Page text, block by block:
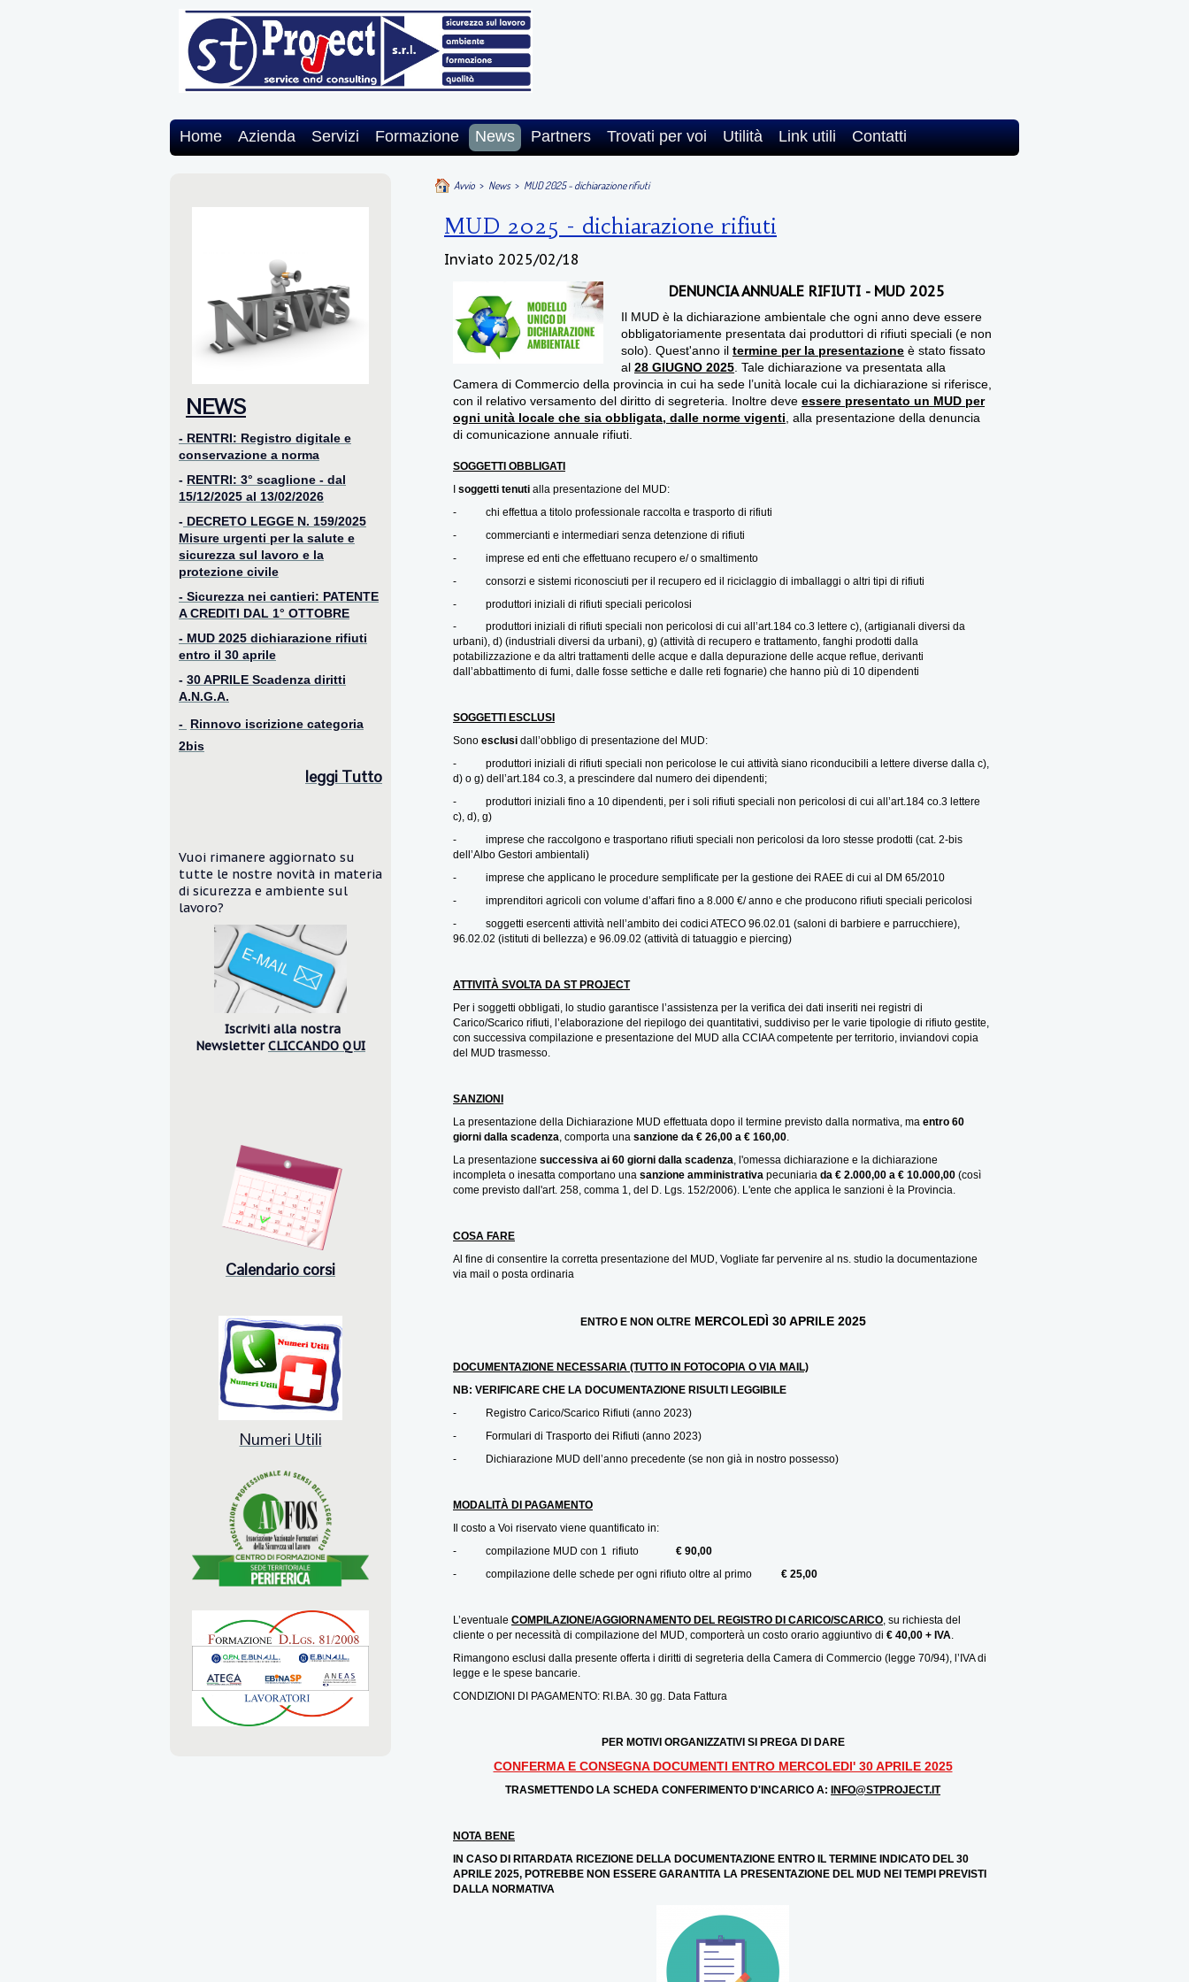
Home Azienda Servizi Formazione News Partners Trovati per voi Utilità Link utili Contatti
NEWS
- RENTRI: Registro digitale e
conservazione a norma
- RENTRI: 3° scaglione - dal
15/12/2025 al 13/02/2026
- DECRETO LEGGE N. 159/2025
Misure urgenti per la salute e
sicurezza sul lavoro e la
protezione civile
- Sicurezza nei cantieri: PATENTE
A CREDITI DAL 1° OTTOBRE
- MUD 2025 dichiarazione rifiuti
entro il 30 aprile
- 30 APRILE Scadenza diritti
A.N.G.A.
- Rinnovo iscrizione categoria
2bis
leggi Tutto
Vuoi rimanere aggiornato su
tutte le nostre novità in materia
di sicurezza e ambiente sul
lavoro?
Iscriviti alla nostra
NewsletterCLICCANDO QUI
Calendario corsi
Numeri Utili
Avvio > News > MUD 2025 - dichiarazione rifiuti
MUD 2025 - dichiarazione rifiuti
Inviato 2025/02/18
DENUNCIA ANNUALE RIFIUTI - MUD 2025
Il MUD è la dichiarazione ambientale che ogni anno deve essere
obbligatoriamente presentata dai produttori di rifiuti speciali (e non
solo). Quest'anno il termine per la presentazione è stato fissato
al 28 GIUGNO 2025 . Tale dichiarazione va presentata alla
Camera di Commercio della provincia in cui ha sede l’unità locale cui la dichiarazione si riferisce,
con il relativo versamento del diritto di segreteria. Inoltre deve essere presentato un MUD per
ogni unità locale che sia obbligata, dalle norme vigenti , alla presentazione della denuncia
di comunicazione annuale rifiuti.
SOGGETTI OBBLIGATI
I soggetti tenuti alla presentazione del MUD:
- chi effettua a titolo professionale raccolta e trasporto di rifiuti
- commercianti e intermediari senza detenzione di rifiuti
- imprese ed enti che effettuano recupero e/ o smaltimento
- consorzi e sistemi riconosciuti per il recupero ed il riciclaggio di imballaggi o altri tipi di rifiuti
- produttori iniziali di rifiuti speciali pericolosi
- produttori iniziali di rifiuti speciali non pericolosi di cui all’art.184 co.3 lettere c), (artigianali diversi da
urbani), d) (industriali diversi da urbani), g) (attività di recupero e trattamento, fanghi prodotti dalla
potabilizzazione e da altri trattamenti delle acque e dalla depurazione delle acque reflue, derivanti
dall’abbattimento di fumi, dalle fosse settiche e dalle reti fognarie) che hanno più di 10 dipendenti
SOGGETTI ESCLUSI
Sono esclusi dall’obbligo di presentazione del MUD:
- produttori iniziali di rifiuti speciali non pericolose le cui attività siano riconducibili a lettere diverse dalla c),
d) o g) dell’art.184 co.3, a prescindere dal numero dei dipendenti;
- produttori iniziali fino a 10 dipendenti, per i soli rifiuti speciali non pericolosi di cui all’art.184 co.3 lettere
c), d), g)
- imprese che raccolgono e trasportano rifiuti speciali non pericolosi da loro stesse prodotti (cat. 2-bis
dell’Albo Gestori ambientali)
- imprese che applicano le procedure semplificate per la gestione dei RAEE di cui al DM 65/2010
- imprenditori agricoli con volume d’affari fino a 8.000 €/ anno e che producono rifiuti speciali pericolosi
- soggetti esercenti attività nell’ambito dei codici ATECO 96.02.01 (saloni di barbiere e parrucchiere),
96.02.02 (istituti di bellezza) e 96.09.02 (attività di tatuaggio e piercing)
ATTIVITÀ SVOLTA DA ST PROJECT
Per i soggetti obbligati, lo studio garantisce l’assistenza per la verifica dei dati inseriti nei registri di
Carico/Scarico rifiuti, l’elaborazione del riepilogo dei quantitativi, suddiviso per le varie tipologie di rifiuto gestite,
con successiva compilazione e presentazione del MUD alla CCIAA competente per territorio, inviandovi copia
del MUD trasmesso.
SANZIONI
La presentazione della Dichiarazione MUD effettuata dopo il termine previsto dalla normativa, ma entro 60
giorni dalla scadenza , comporta una sanzione da € 26,00 a € 160,00
La presentazione successiva ai 60 giorni dalla scadenza , l'omessa dichiarazione e la dichiarazione
incompleta o inesatta comportano una sanzione amministrativa pecuniaria da € 2.000,00 a € 10.000,00 (così
come previsto dall'art. 258, comma 1, del D. Lgs. 152/2006). L'ente che applica le sanzioni è la Provincia.
COSA FARE
Al fine di consentire la corretta presentazione del MUD, Vogliate far pervenire al ns. studio la documentazione
via mail o posta ordinaria
ENTRO E NON OLTRE MERCOLEDÌ 30 APRILE 2025
DOCUMENTAZIONE NECESSARIA (TUTTO IN FOTOCOPIA O VIA MAIL)
NB: VERIFICARE CHE LA DOCUMENTAZIONE RISULTI LEGGIBILE
- Registro Carico/Scarico Rifiuti (anno 2023)
- Formulari di Trasporto dei Rifiuti (anno 2023)
- Dichiarazione MUD dell’anno precedente (se non già in nostro possesso)
MODALITÀ DI PAGAMENTO
Il costo a Voi riservato viene quantificato in:
- compilazione MUD con 1 rifiuto € 90,00
- compilazione delle schede per ogni rifiuto oltre al primo € 25,00
L’eventuale COMPILAZIONE/AGGIORNAMENTO DEL REGISTRO DI CARICO/SCARICO, su richiesta del
cliente o per necessità di compilazione del MUD, comporterà un costo orario aggiuntivo di € 40,00 + IVA.
Rimangono esclusi dalla presente offerta i diritti di segreteria della Camera di Commercio (legge 70/94), l’IVA di
legge e le spese bancarie.
CONDIZIONI DI PAGAMENTO: RI.BA. 30 gg. Data Fattura
PER MOTIVI ORGANIZZATIVI SI PREGA DI DARE
CONFERMA E CONSEGNA DOCUMENTI ENTRO MERCOLEDI' 30 APRILE 2025
TRASMETTENDO LA SCHEDA CONFERIMENTO D'INCARICO A: INFO@STPROJECT.IT
NOTA BENE
IN CASO DI RITARDATA RICEZIONE DELLA DOCUMENTAZIONE ENTRO IL TERMINE INDICATO DEL 30
APRILE 2025, POTREBBE NON ESSERE GARANTITA LA PRESENTAZIONE DEL MUD NEI TEMPI PREVISTI
DALLA NORMATIVA